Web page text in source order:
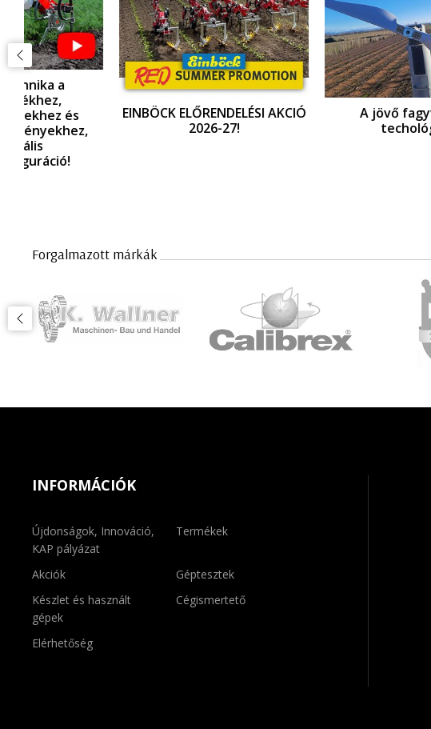
EINBÖCK ELŐRENDELÉSI AKCIÓ
A jövő fagyvédelmi
Forgalmazott márkák
INFORMÁCIÓK
Újdonságok, Innováció,
KAP pályázat
Termékek
Akciók
Géptesztek
Készlet és használt
gépek
Cégismertető
Elérhetőség